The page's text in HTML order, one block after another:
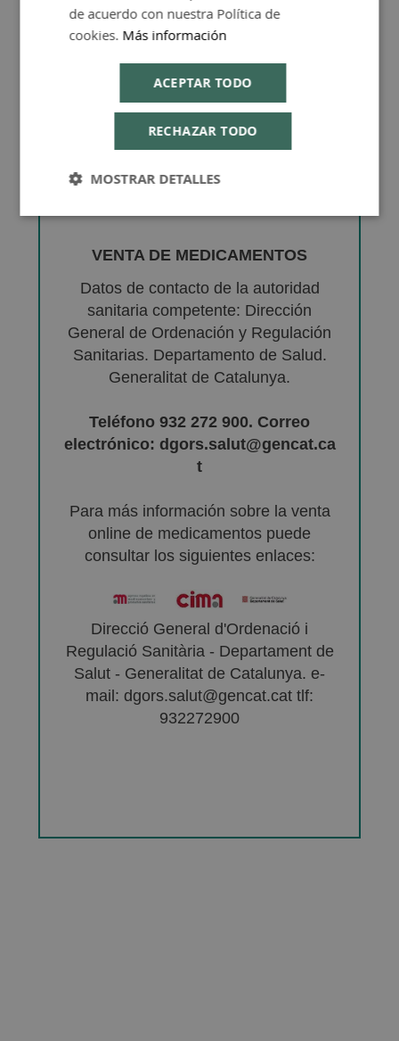
VENTA DE MEDICAMENTOS
Datos de contacto de la autoridad
sanitaria competente: Dirección
General de Ordenación y Regulación
Sanitarias. Departamento de Salud.
Generalitat de Catalunya.
Teléfono 932 272 900. Correo
electrónico: dgors.salut@gencat.ca
t
Para más información sobre la venta
online de medicamentos puede
consultar los siguientes enlaces:
Direcció General d'Ordenació i
Regulació Sanitària - Departament de
Salut - Generalitat de Catalunya. e-
mail: dgors.salut@gencat.cat tlf:
932272900
de acuerdo con nuestra Política de
cookies. Más información
ACEPTAR TODO
RECHAZAR TODO
MOSTRAR DETALLES